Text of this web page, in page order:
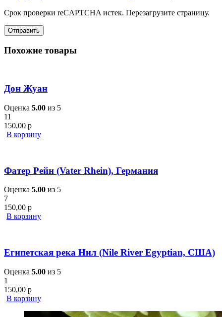
Срок проверки reCAPTCHA истек. Перезагрузите страницу.
Похожие товары
Дон Жуан
Оценка 5.00 из 5
11
150,00 р
В корзину
Фатер Рейн (Vater Rhein), Германия
Оценка 5.00 из 5
7
150,00 р
В корзину
Египетская река Нил (Nile River Egyptian, США)
Оценка 5.00 из 5
1
150,00 р
В корзину